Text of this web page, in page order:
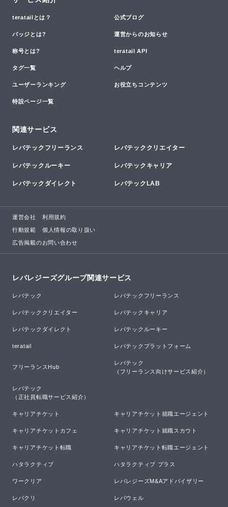
teratailとは？ 公式ブログ
バッジとは? 運営からのお知らせ
称号とは? teratail API
タグ一覧 ヘルプ
ユーザーランキング お役立ちコンテンツ
特設ページ一覧
関連サービス
レバテックフリーランス レバテッククリエイター
レバテックルーキー レバテックキャリア
レバテックダイレクト レバテックLAB
運営会社 利用規約
行動規範 個人情報の取り扱い
広告掲載のお問い合わせ
レバレジーズグループ関連サービス
レバテック レバテックフリーランス
レバテッククリエイター レバテックキャリア
レバテックダイレクト レバテックルーキー
teratail レバテックプラットフォーム
フリーランスHub
レバテック
（フリーランス向けサービス紹介）
レバテック
（正社員転職サービス紹介）
キャリアチケット キャリアチケット就職エージェント
キャリアチケットカフェ キャリアチケット就職スカウト
キャリアチケット転職 キャリアチケット転職エージェント
ハタラクティブ ハタラクティブ プラス
ワークリア レバレジーズM&Aアドバイザリー
レバクリ レバウェル